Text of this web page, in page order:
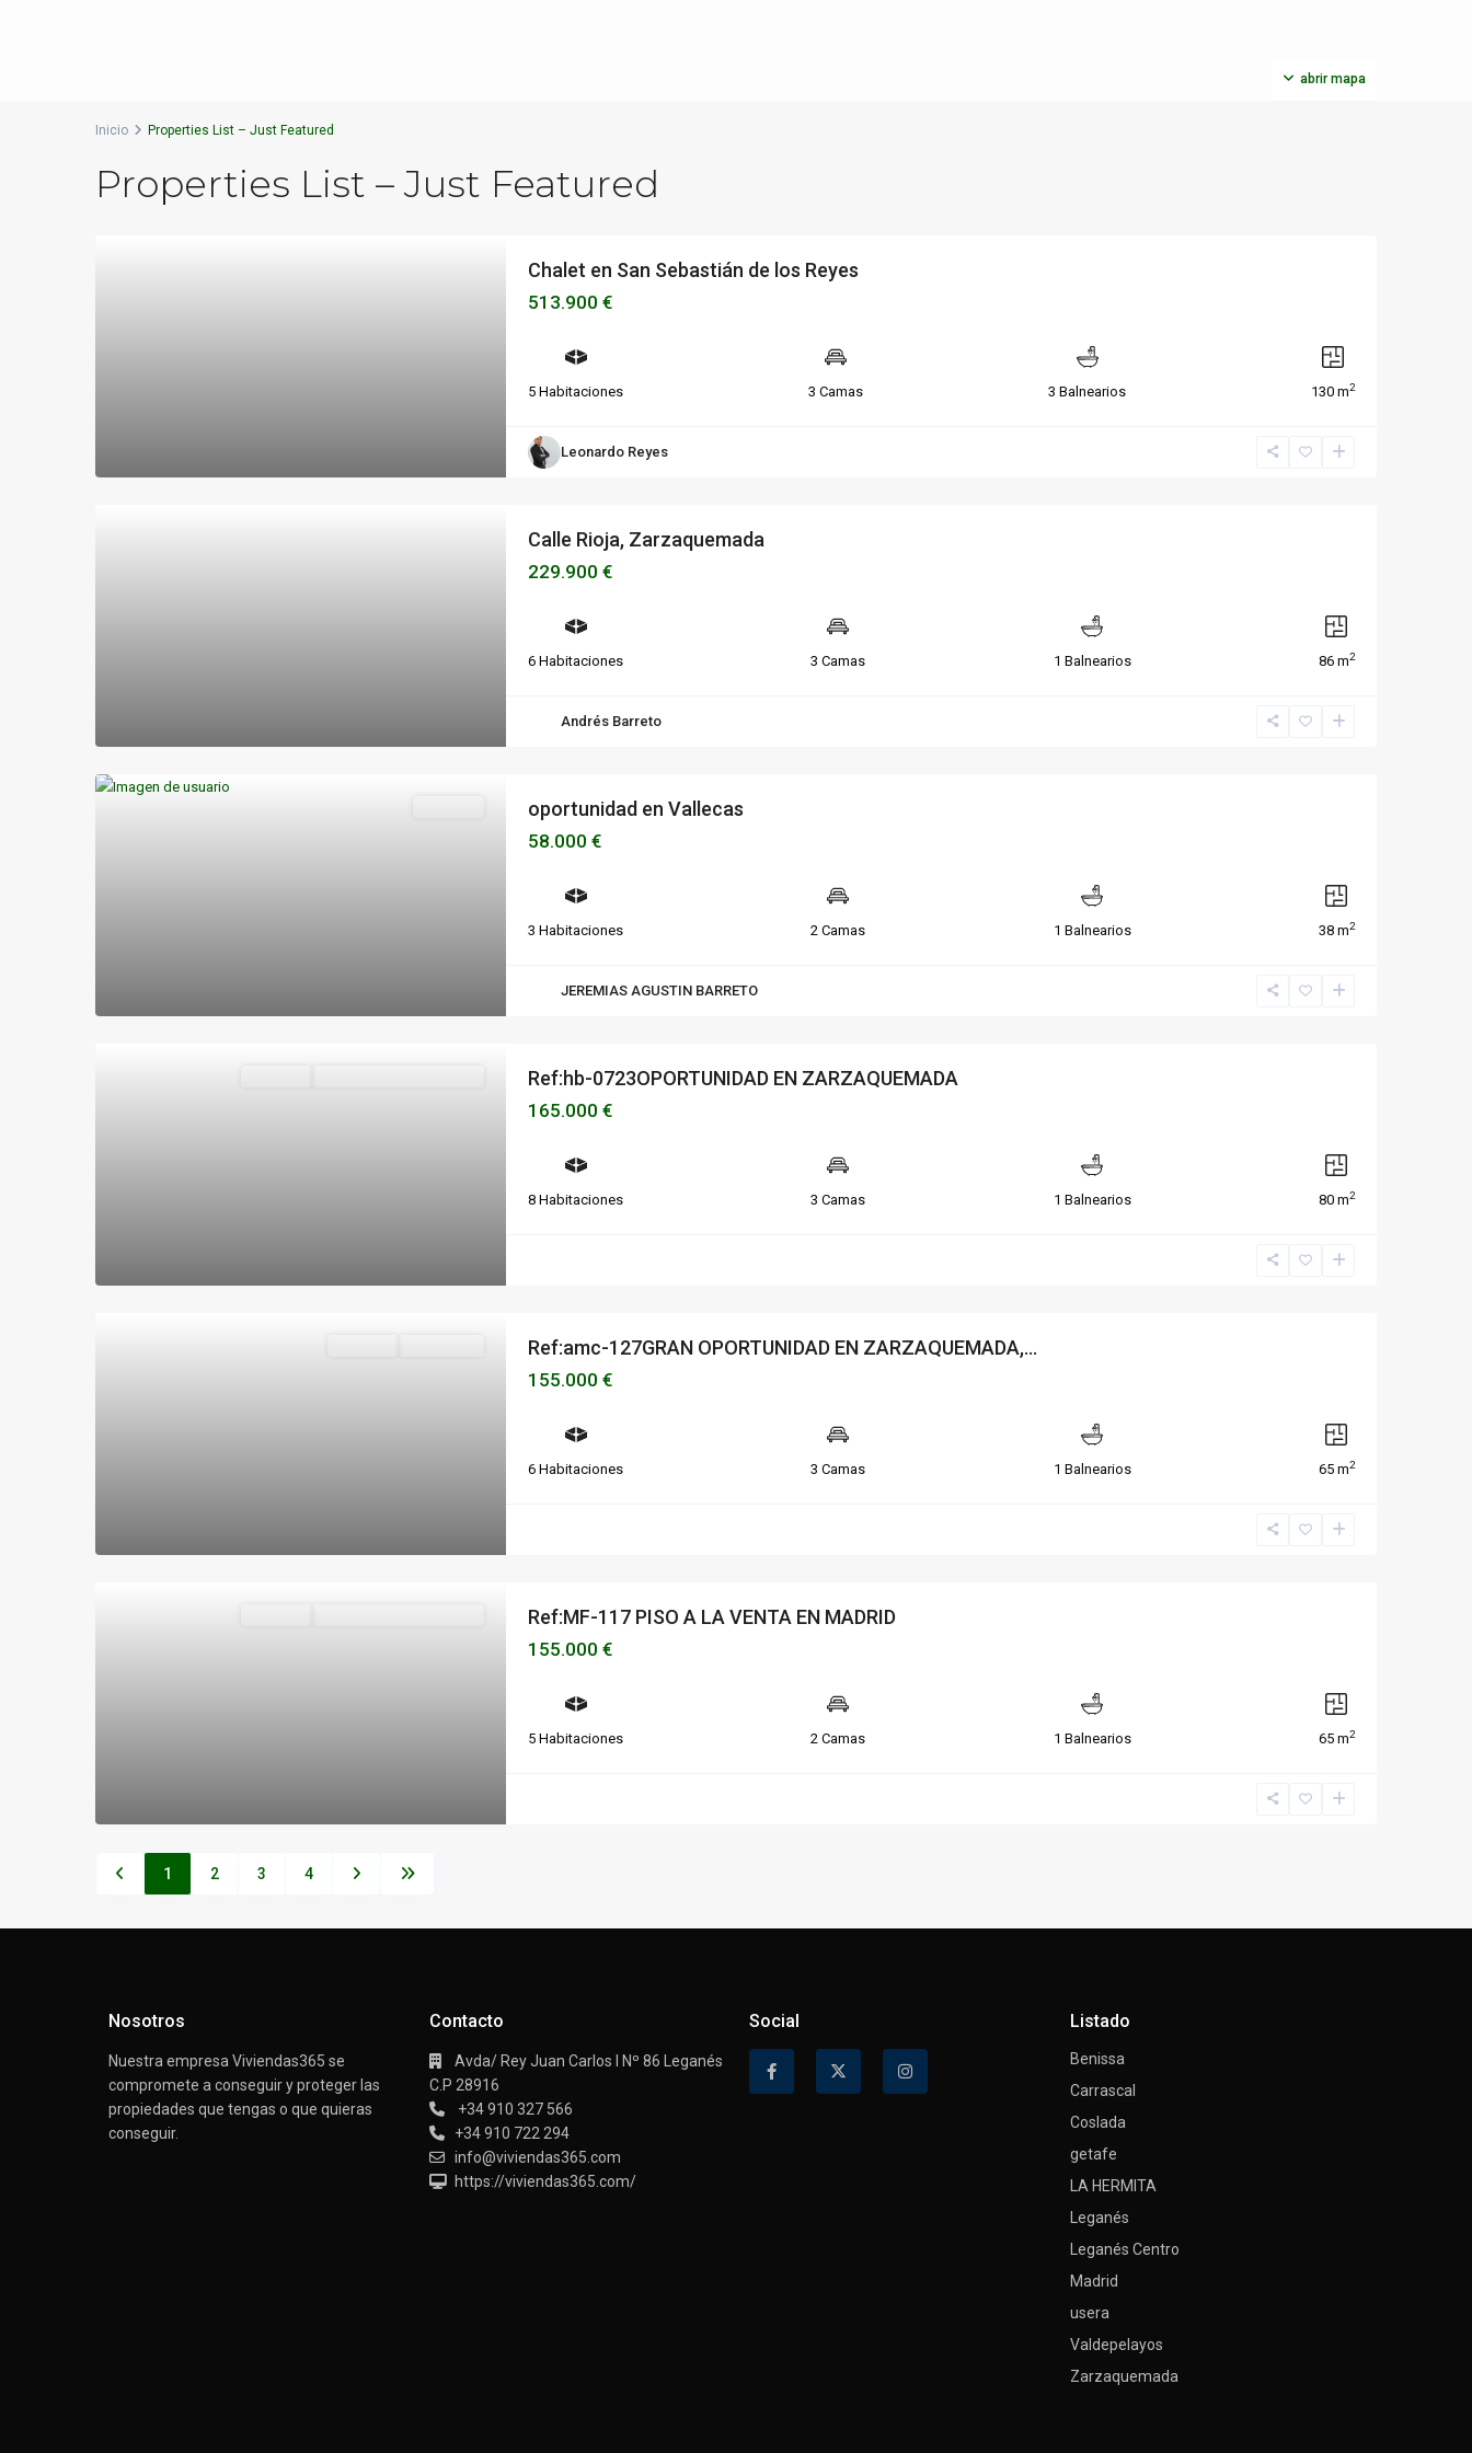
abrir mapa
Inicio Properties List – Just Featured
Properties List – Just Featured
Chalet en San Sebastián de los Reyes
513.900 €
5 Habitaciones 3 Camas 3 Balnearios 130 m2
Leonardo Reyes
Calle Rioja, Zarzaquemada
229.900 €
6 Habitaciones 3 Camas 1 Balnearios 86 m2
Andrés Barreto
oportunidad en Vallecas
58.000 €
3 Habitaciones 2 Camas 1 Balnearios 38 m2
JEREMIAS AGUSTIN BARRETO
Ref:hb-0723OPORTUNIDAD EN ZARZAQUEMADA
165.000 €
8 Habitaciones 3 Camas 1 Balnearios 80 m2
Ref:amc-127GRAN OPORTUNIDAD EN ZARZAQUEMADA,...
155.000 €
6 Habitaciones 3 Camas 1 Balnearios 65 m2
Ref:MF-117 PISO A LA VENTA EN MADRID
155.000 €
5 Habitaciones 2 Camas 1 Balnearios 65 m2
1 2 3 4
Nosotros
Nuestra empresa Viviendas365 se
compromete a conseguir y proteger las
propiedades que tengas o que quieras
conseguir.
Contacto
Avda/ Rey Juan Carlos I Nº 86 Leganés
C.P 28916
+34 910 327 566
+34 910 722 294
info@viviendas365.com
https://viviendas365.com/
Social Listado
Benissa
Carrascal
Coslada
getafe
LA HERMITA
Leganés
Leganés Centro
Madrid
usera
Valdepelayos
Zarzaquemada